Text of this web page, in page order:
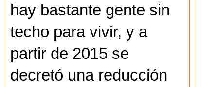
hay bastante gente sin
techo para vivir, y a
partir de 2015 se
decretó una reducción